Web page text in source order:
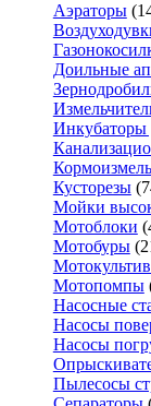
Аэраторы
Доильные
Инкубаторы
Кусторезы
Мойки
Мотоблоки
Мотобуры
Мотопомпы
Насосные
Насосы
Насосы
Пылесосы